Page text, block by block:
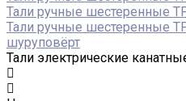
Тали ручные шестеренные
Тали ручные шестеренные
шуруповёрт
Тали электрические